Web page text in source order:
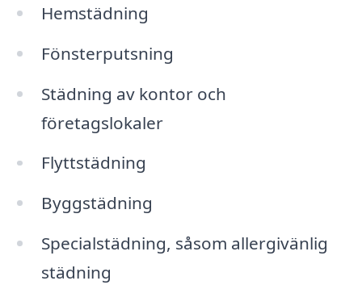
Hemstädning
Fönsterputsning
Städning av kontor och
företagslokaler
Flyttstädning
Byggstädning
Specialstädning, såsom allergivänlig
städning